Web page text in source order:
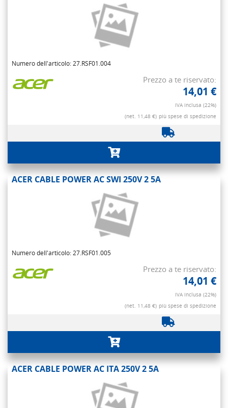
Numero dell'articolo: 27.RSF01.004
Prezzo a te riservato:
14,01 €
IVA inclusa (22%)
(net. 11,48 €) più spese di spedizione
ACER CABLE POWER AC SWI 250V 2 5A
Numero dell'articolo: 27.RSF01.005
Prezzo a te riservato:
14,01 €
IVA inclusa (22%)
(net. 11,48 €) più spese di spedizione
ACER CABLE POWER AC ITA 250V 2 5A